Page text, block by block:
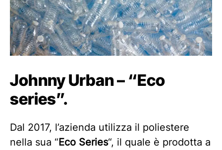
Johnny Urban – “Eco
series”.
Dal 2017, l’azienda utilizza il poliestere
nella sua “Eco Series“, il quale è prodotta a